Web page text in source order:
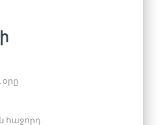
օրը
հաջորդ